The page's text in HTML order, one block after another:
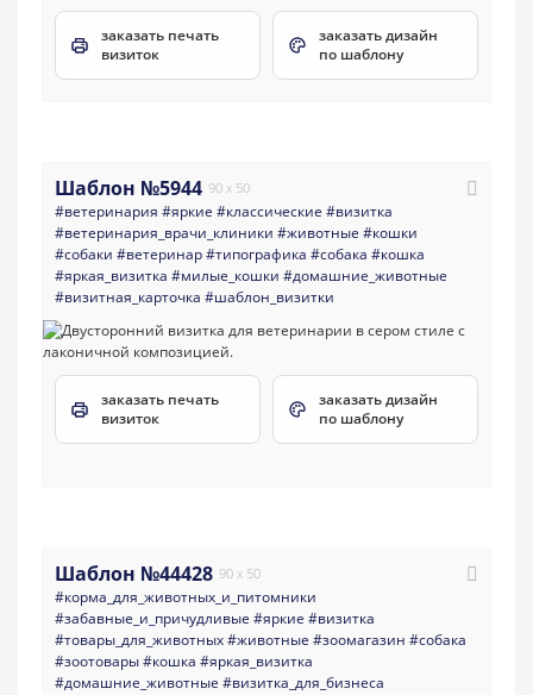
заказать печать
визиток
заказать дизайн
по шаблону
Шаблон №5944 90 x 50
#ветеринария #яркие #классические #визитка
#ветеринария_врачи_клиники #животные #кошки
#собаки #ветеринар#типографика #собака #кошка
#яркая_визитка #милые_кошки #домашние_животные
#визитная_карточка #шаблон_визитки
заказать печать
визиток
заказать дизайн
по шаблону
Шаблон №44428 90 x 50
#корма_для_животных_и_питомники
#забавные_и_причудливые #яркие #визитка
#товары_для_животных#животные #зоомагазин #собака
#зоотовары#кошка #яркая_визитка
#домашние_животные #визитка_для_бизнеса